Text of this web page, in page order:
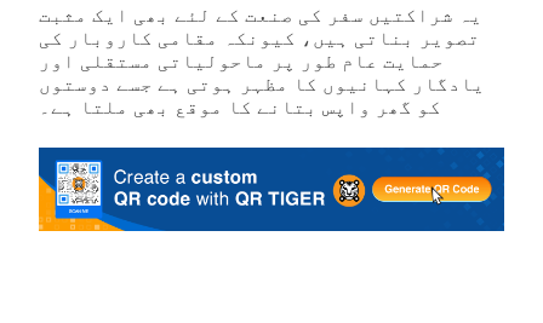
یہ شراکتیں سفر کی صنعت کے لئے بھی ایک مثبت
تصویر بناتی ہیں، کیونکہ مقامی کاروبار کی
حمایت عام طور پر ماحولیاتی مستقلی اور
یادگار کہانیوں کا مظہر ہوتی ہے جسے دوستوں
کو گھر واپس بتانے کا موقع بھی ملتا ہے۔